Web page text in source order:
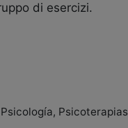
di esercizi.
Psicoterapias